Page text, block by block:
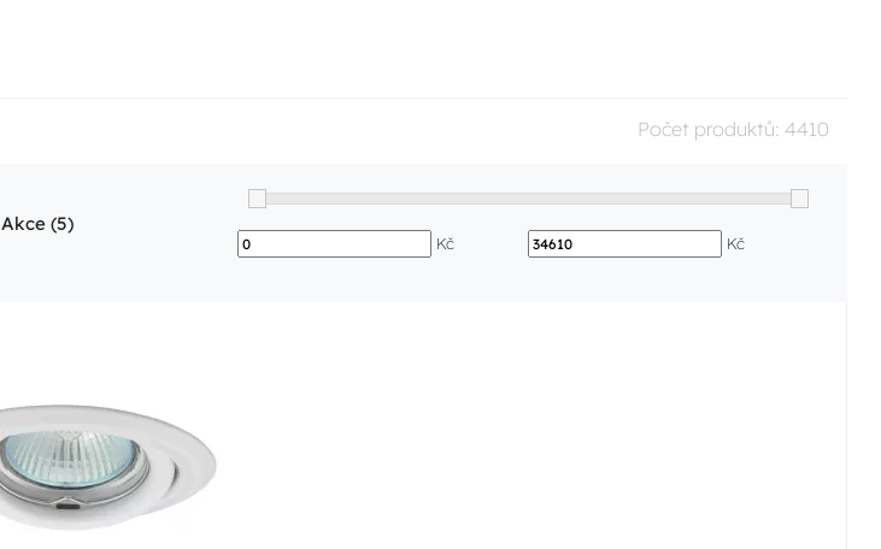
Počet produktů: 4410
Akce (5)
Kč Kč